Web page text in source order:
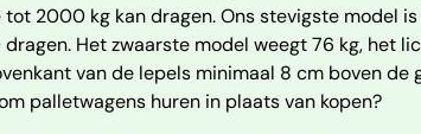
tot 2000 kg kan dragen. Ons stevigste model
Het zwaarste model weegt 76 kg, het
van de lepels minimaal 8 cm boven de
palletwagens huren in plaats van kopen?